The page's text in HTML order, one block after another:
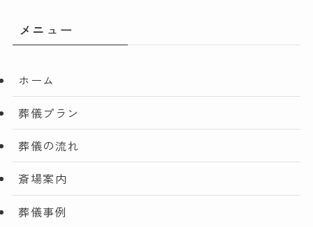
メニュー
ホーム
葬儀プラン
葬儀の流れ
斎場案内
葬儀事例